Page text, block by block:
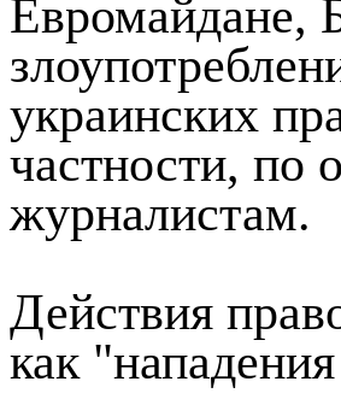
В докладе на
Евромайдане,
украинских
частности,
журналистам.